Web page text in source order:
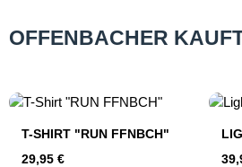
OFFENBACHER
T-SHIRT "RUN FFNBCH"
Regulärer Preis:
29,95 €